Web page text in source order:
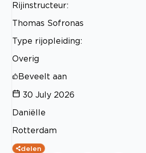
Rijinstructeur:
Thomas Sofronas
Type rijopleiding:
Overig
Beveelt aan
30 July 2026
Daniëlle
Rotterdam
delen